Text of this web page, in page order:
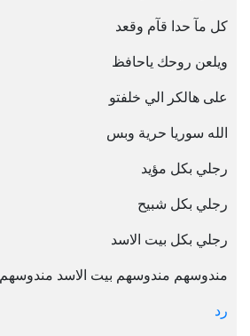
كل مآ حدا قآم وقعد
ويلعن روحك ياحافظ
على هالكر الي خلفتو
الله سوريا حرية وبس
رجلي بكل مؤيد
رجلي بكل شبيح
رجلي بكل بيت الاسد
مندوسهم مندوسهم بيت الاسد مندوسهم
رد